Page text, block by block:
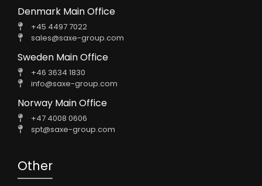
Denmark Main Office
+45 4497 7022
sales@saxe-group.com
Sweden Main Office
+46 3634 1830
info@saxe-group.com
Norway Main Office
+47 4008 0606
spt@saxe-group.com
Other